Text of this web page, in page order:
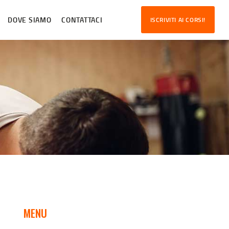
DOVE SIAMO CONTATTACI ISCRIVITI AI CORSI!
MENU